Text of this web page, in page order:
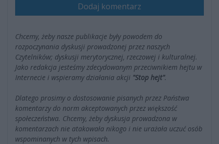
Dodaj komentarz
Chcemy, żeby nasze publikacje były powodem do
rozpoczynania dyskusji prowadzonej przez naszych
Czytelników; dyskusji merytorycznej, rzeczowej i kulturalnej.
Jako redakcja jesteśmy zdecydowanym przeciwnikiem hejtu w
Internecie i wspieramy działania akcji "Stop hejt".
Dlatego prosimy o dostosowanie pisanych przez Państwa
komentarzy do norm akceptowanych przez większość
społeczeństwa. Chcemy, żeby dyskusja prowadzona w
komentarzach nie atakowała nikogo i nie urażała uczuć osób
wspominanych w tych wpisach.